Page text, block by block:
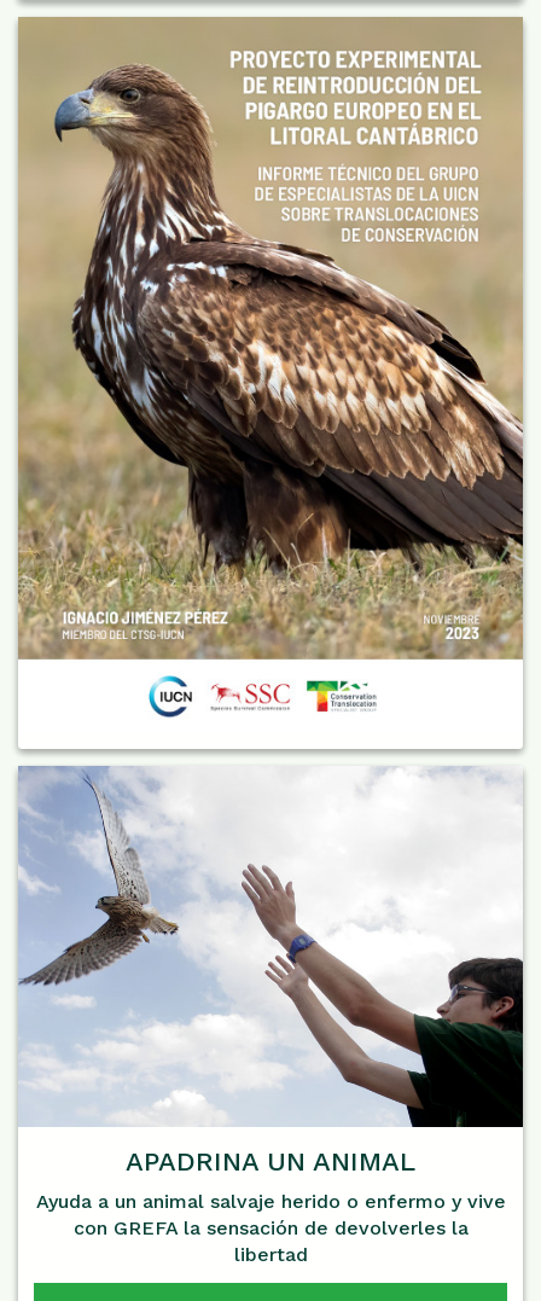
APADRINA UN ANIMAL
Ayuda a un animal salvaje herido o enfermo y vive
con GREFA la sensación de devolverles la
libertad